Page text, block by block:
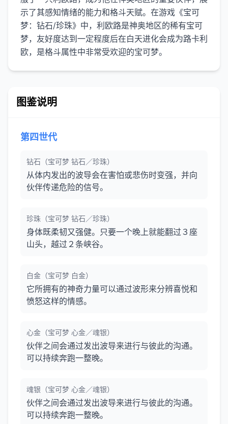
示了其感知情绪的能力和格斗天赋。在游戏《宝可
梦：钻石/珍珠》中，利欧路是神奥地区的稀有宝可
梦，友好度达到一定程度后在白天进化会成为路卡利
图鉴说明
第四世代
钻石（宝可梦 钻石／珍珠）
从体内发出的波导会在害怕或悲伤时变强，并向
伙伴传递危险的信号。
珍珠（宝可梦 钻石／珍珠）
身体既柔韧又强健。只要一个晚上就能翻过３座
山头，越过２条峡谷。
白金（宝可梦 白金）
它所拥有的神奇力量可以通过波形来分辨喜悦和
愤怒这样的情感。
心金（宝可梦 心金／魂银）
伙伴之间会通过发出波导来进行与彼此的沟通。
可以持续奔跑一整晚。
魂银（宝可梦 心金／魂银）
伙伴之间会通过发出波导来进行与彼此的沟通。
可以持续奔跑一整晚。